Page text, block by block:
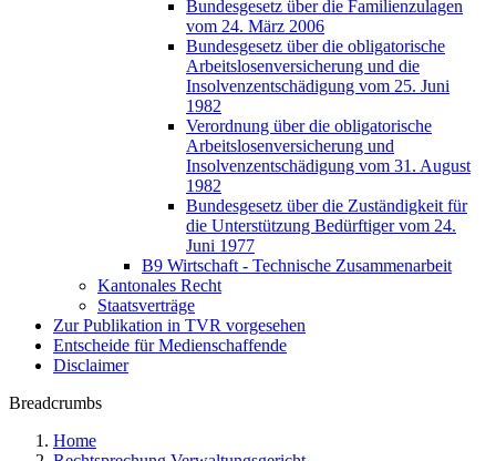
Bundesgesetz über die Familienzulagen
vom 24. März 2006
Bundesgesetz über die obligatorische
Arbeitslosenversicherung und die
Insolvenzentschädigung vom 25. Juni
1982
Verordnung über die obligatorische
Arbeitslosenversicherung und
Insolvenzentschädigung vom 31. August
1982
Bundesgesetz über die Zuständigkeit für
die Unterstützung Bedürftiger vom 24.
Juni 1977
B9 Wirtschaft - Technische Zusammenarbeit
Kantonales Recht
Staatsverträge
Zur Publikation in TVR vorgesehen
Entscheide für Medienschaffende
Disclaimer
Breadcrumbs
Home